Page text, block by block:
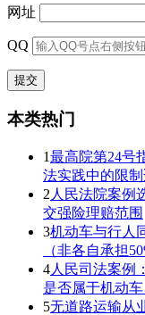
网址
QQ
本类热门
1最高院第24号
法实践中的限制
2 人民法院案例
交强险理赔范围
3机动车与行人
（非各自承担
4人民司法案例
是否属于机动
5无道路运输从